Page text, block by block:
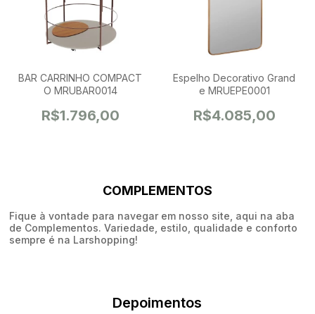
BAR CARRINHO COMPACT
O MRUBAR0014
R$1.796,00
Espelho Decorativo Grand
e MRUEPE0001
R$4.085,00
COMPLEMENTOS
Fique à vontade para navegar em nosso site, aqui na aba
de Complementos. Variedade, estilo, qualidade e conforto
sempre é na Larshopping!
Depoimentos